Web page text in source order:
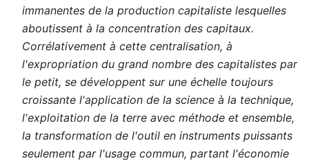
immanentes de la production capitaliste lesquelles
aboutissent à la concentration des capitaux.
Corrélativement à cette centralisation, à
l'expropriation du grand nombre des capitalistes par
le petit, se développent sur une échelle toujours
croissante l'application de la science à la technique,
l'exploitation de la terre avec méthode et ensemble,
la transformation de l'outil en instruments puissants
seulement par l'usage commun, partant l'économie